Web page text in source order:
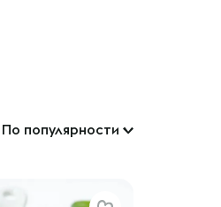
По популярности